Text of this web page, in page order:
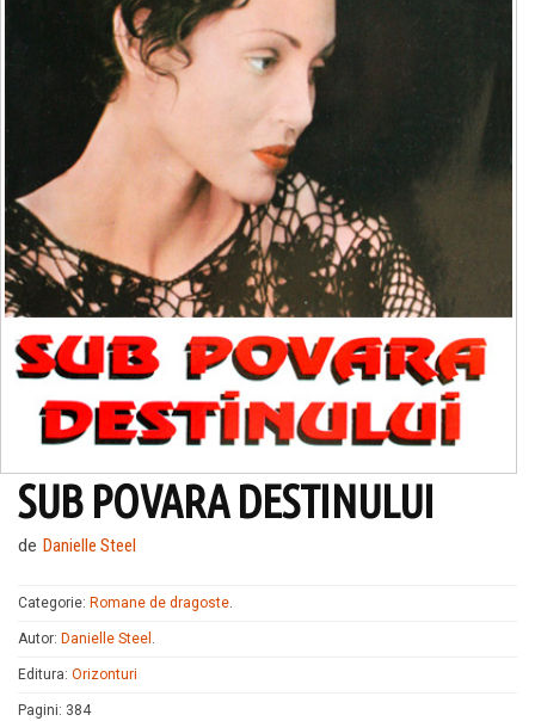
SUB POVARA DESTINULUI
de Danielle Steel
Categorie: Romane de dragoste.
Autor: Danielle Steel .
Editura: Orizonturi
Pagini: 384